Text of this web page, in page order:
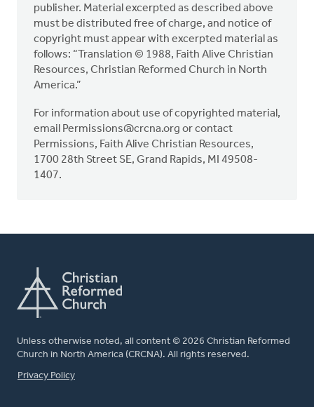
publisher. Material excerpted as described above
must be distributed free of charge, and notice of
copyright must appear with excerpted material as
follows: “Translation © 1988, Faith Alive Christian
Resources, Christian Reformed Church in North
America.”
For information about use of copyrighted material,
email Permissions@crcna.org or contact
Permissions, Faith Alive Christian Resources,
1700 28th Street SE, Grand Rapids, MI 49508-
1407.
Unless otherwise noted, all content © 2026 Christian Reformed
Church in North America (CRCNA). All rights reserved.
FOOTER
Privacy Policy